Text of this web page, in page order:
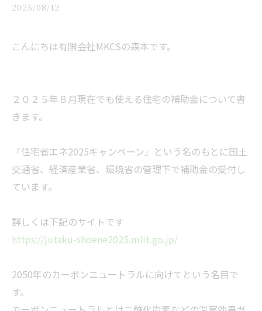
2025/08/12
こんにちは有限会社MKCSの森本です。
２０２５年８月現在でも使える住宅の補助金について書
きます。
「住宅省エネ2025キャンペーン」という名のもとに国土
交通省、経済産業省、環境省の管理下で補助金の受付し
ています。
詳しくは下記のサイトです
https://jutaku-shoene2025.mlit.go.jp/
2050年のカーボンニュートラルに向けてという名目で
す。